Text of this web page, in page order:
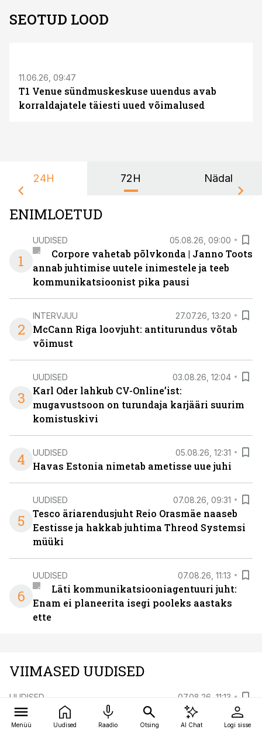
SEOTUD LOOD
11.06.26, 09:47
T1 Venue sündmuskeskuse uuendus avab
korraldajatele täiesti uued võimalused
24H 72H Nädal
ENIMLOETUD
1
UUDISED 05.08.26, 09:00
Corpore vahetab põlvkonda | Janno Toots
annab juhtimise uutele inimestele ja teeb
kommunikatsioonist pika pausi
2
INTERVJUU 27.07.26, 13:20
McCann Riga loovjuht: antiturundus võtab
võimust
3
UUDISED 03.08.26, 12:04
Karl Oder lahkub CV-Online’ist:
mugavustsoon on turundaja karjääri suurim
komistuskivi
4 UUDISED 05.08.26, 12:31
Havas Estonia nimetab ametisse uue juhi
5
UUDISED 07.08.26, 09:31
Tesco äriarendusjuht Reio Orasmäe naaseb
Eestisse ja hakkab juhtima Threod Systemsi
müüki
6
UUDISED 07.08.26, 11:13
Läti kommunikatsiooniagentuuri juht:
Enam ei planeerita isegi pooleks aastaks
ette
VIIMASED UUDISED
UUDISED 07.08.26, 11:13
Läti kommunikatsiooniagentuuri juht: Enam
ei planeerita isegi pooleks aastaks ette
Menüü Uudised Raadio Otsing AI Chat Logi sisse